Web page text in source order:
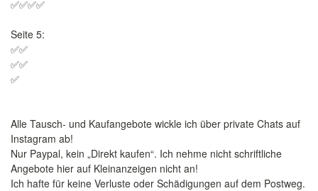
✅✅✅✅
Seite 5:
✅✅
✅✅
✅
Alle Tausch- und Kaufangebote wickle ich über private Chats auf
Instagram ab!
Nur Paypal, kein „Direkt kaufen“. Ich nehme nicht schriftliche
Angebote hier auf Kleinanzeigen nicht an!
Ich hafte für keine Verluste oder Schädigungen auf dem Postweg.